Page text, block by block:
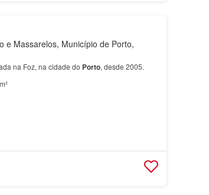
e Massarelos, Município de Porto,
na Foz, na cidade do Porto, desde 2005.